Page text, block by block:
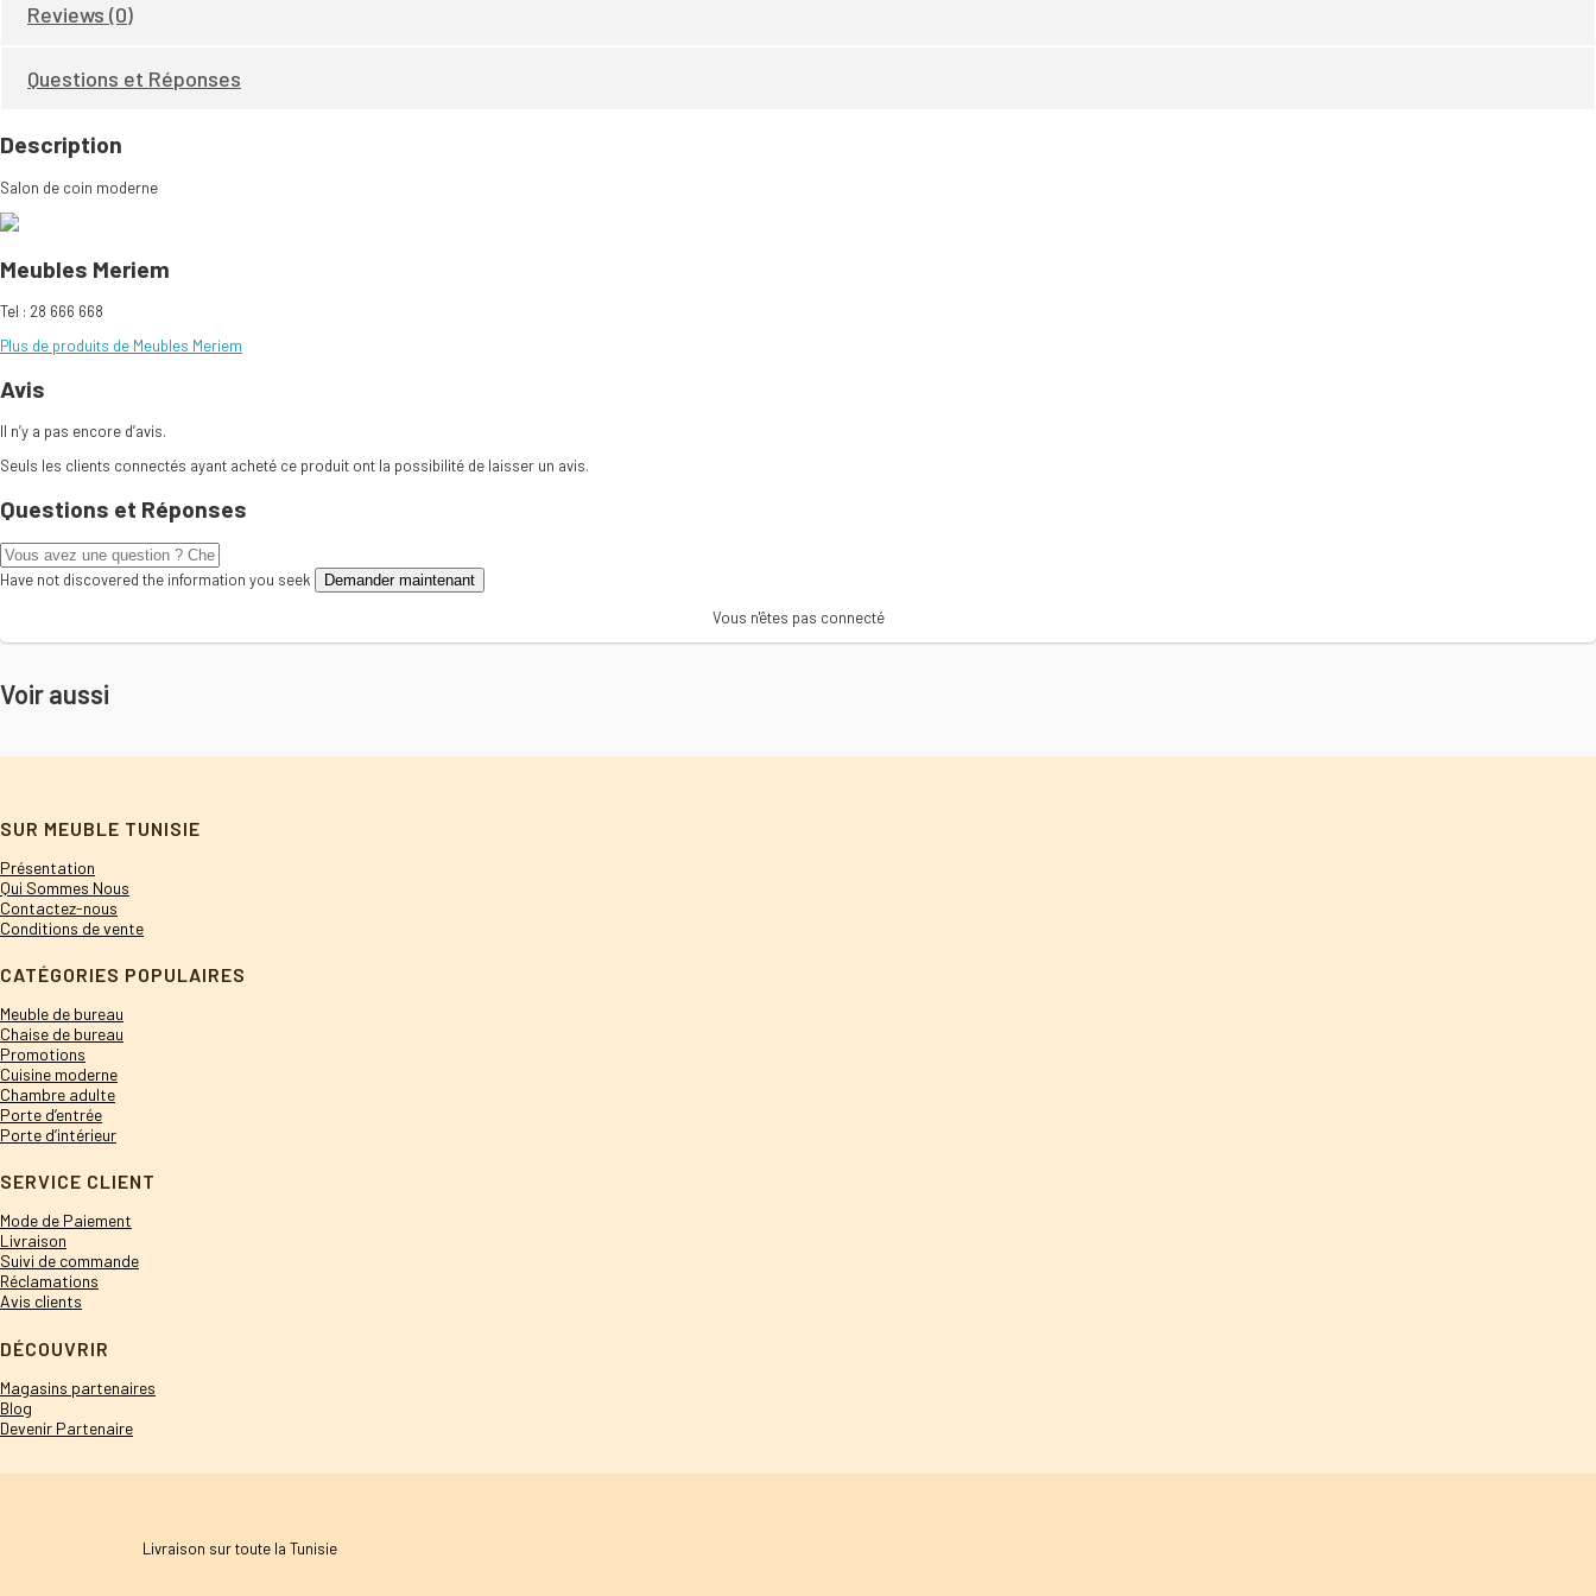
Reviews (0)
Questions et Réponses
Description
Salon de coin moderne
Meubles Meriem
Tel : 28 666 668
Plus de produits de Meubles Meriem
Avis
Il n’y a pas encore d’avis.
Seuls les clients connectés ayant acheté ce produit ont la possibilité de laisser un avis.
Questions et Réponses
Have not discovered the information you seek Demander maintenant
Vous n'êtes pas connecté
Voir aussi
SUR MEUBLE TUNISIE
Présentation
Qui Sommes Nous
Contactez-nous
Conditions de vente
CATÉGORIES POPULAIRES
Meuble de bureau
Chaise de bureau
Promotions
Cuisine moderne
Chambre adulte
Porte d’entrée
Porte d’intérieur
SERVICE CLIENT
Mode de Paiement
Livraison
Suivi de commande
Réclamations
Avis clients
DÉCOUVRIR
Magasins partenaires
Blog
Devenir Partenaire
Livraison sur toute la Tunisie